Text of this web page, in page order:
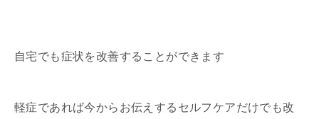
自宅でも症状を改善することができます
軽症であれば今からお伝えするセルフケアだけでも改